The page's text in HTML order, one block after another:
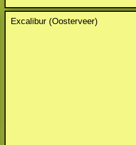
Excalibur (Oosterveer)